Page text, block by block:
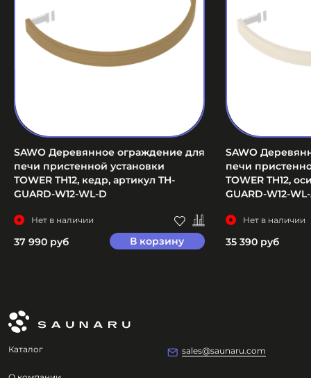
SAWO Деревянное ограждение для
печи пристенной установки
TOWER TH12, кедр, артикул TH-
GUARD-W12-WL-D
Нет в наличии
37 990 руб В корзину
SAWO
печи
TOWER TH12,
GUARD-W12-
Нет в наличии
35 390 руб
Каталог sales@saunaru.com